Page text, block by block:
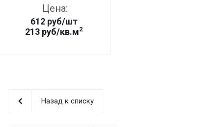
Цена:
612 руб/шт
213 руб/кв.м2
Назад к списку